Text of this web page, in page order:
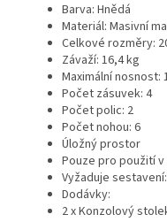
Barva: Hnědá
Materiál: Masivní
Celkové rozměry:
Závaží: 16,4 kg
Maximální nosnost:
Počet zásuvek: 4
Počet polic: 2
Počet nohou: 6
Úložný prostor
Pouze pro použití
Vyžaduje
Dodávky:
2 x Konzolový